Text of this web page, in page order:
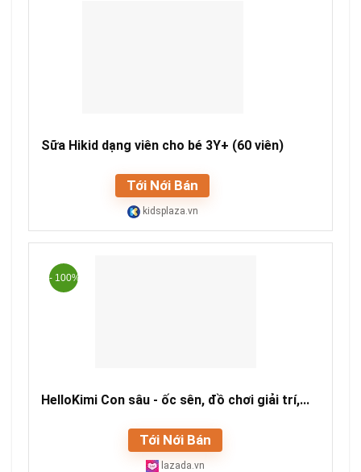
Sữa Hikid dạng viên cho bé 3Y+ (60 viên)
Tới Nới Bán
kidsplaza.vn
- 100%
HelloKimi Con sâu - ốc sên, đồ chơi giải trí,...
Tới Nới Bán
lazada.vn